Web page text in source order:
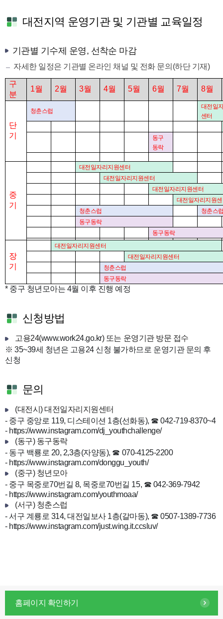
대전지역 운영기관 및 기관별 교육일정
기관별 기수제 운영, 선착순 마감
자세한 일정은 기관별 온라인 채널 및 전화 문의(하단 기재)
구
분
1월 2월 3월 4월 5월 6월 7월 8월
단
기
청춘스럽
대전일
센터
동구
동락
중
기
대전일자리지원센터
대전일자리지원센터
대전일자리지원센터
대전일자리지원
청춘스럽
청춘스
동구동락
동구동락
장
기
대전일자리지원센터
대전일자리지원센터
청춘스럽
동구동락
* 중구 청년모아는 4월 이후 진행 예정
신청방법
고용24(www.work24.go.kr) 또는 운영기관 방문 접수
※ 35~39세 청년은 고용24 신청 불가하므로 운영기관 문의 후
신청
문의
(대전시) 대전일자리지원센터
- 중구 중앙로 119, 디스테이션 1층(선화동), ☎ 042-719-8370~4
- https://www.instagram.com/dj_youthchallenge/
(동구) 동구동락
- 동구 백룡로 20, 2,3층(자양동), ☎ 070-4125-2200
- https://www.instagram.com/donggu_youth/
(중구) 청년모아
- 중구 목중로70번길 8, 목중로70번길 15, ☎ 042-369-7942
- https://www.instagram.com/youthmoaa/
(서구) 청춘스럽
- 서구 계룡로 314, 대전일보사 1층(갈마동), ☎ 0507-1389-7736
- https://www.instagram.com/just.wing.it.ccsluv/
홈페이지 확인하기